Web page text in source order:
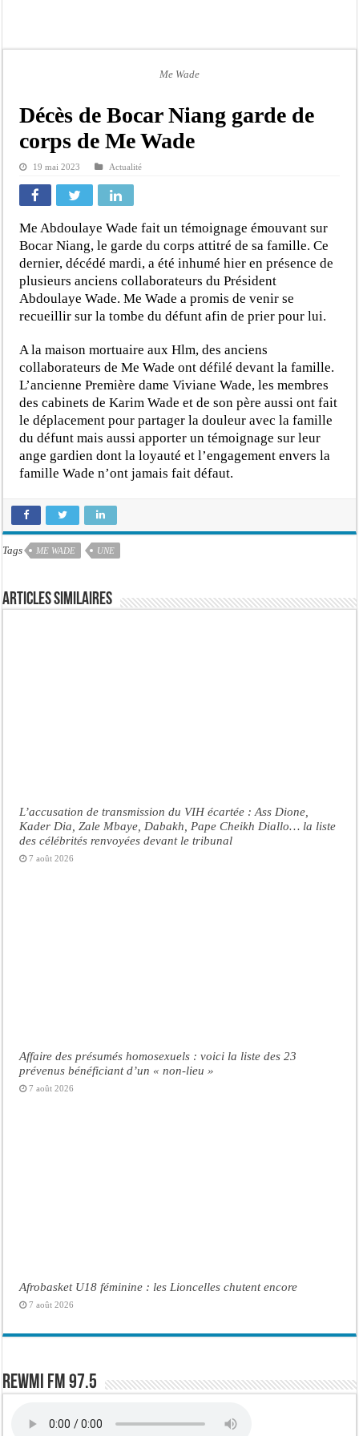
Aide aux ménages vulnérables : 92 976 ménages ciblés, 135 000 FCFA prévus
Secteur extractif au Sénégal : 303 milliards de FCFA de revenus générés par au
AfroBasket U18 masculin : le Sénégal domine le Rwanda et réussit son entrée
Bilan Magal de Touba : 244 interpellations, 110 déferrements, 2,4 millions
Me Wade
Décès de Bocar Niang garde de
corps de Me Wade
19 mai 2023 Actualité
Me Abdoulaye Wade fait un témoignage émouvant sur
Bocar Niang, le garde du corps attitré de sa famille. Ce
dernier, décédé mardi, a été inhumé hier en présence de
plusieurs anciens collaborateurs du Président
Abdoulaye Wade. Me Wade a promis de venir se
recueillir sur la tombe du défunt afin de prier pour lui.
A la maison mortuaire aux Hlm, des anciens
collaborateurs de Me Wade ont défilé devant la famille.
L’ancienne Première dame Viviane Wade, les membres
des cabinets de Karim Wade et de son père aussi ont fait
le déplacement pour partager la douleur avec la famille
du défunt mais aussi apporter un témoignage sur leur
ange gardien dont la loyauté et l’engagement envers la
famille Wade n’ont jamais fait défaut.
Tags ME WADE UNE
Articles similaires
L’accusation de transmission du VIH écartée : Ass Dione,
Kader Dia, Zale Mbaye, Dabakh, Pape Cheikh Diallo… la liste
des célébrités renvoyées devant le tribunal
7 août 2026
Affaire des présumés homosexuels : voici la liste des 23
prévenus bénéficiant d’un « non-lieu »
7 août 2026
Afrobasket U18 féminine : les Lioncelles chutent encore
7 août 2026
Rewmi FM 97.5